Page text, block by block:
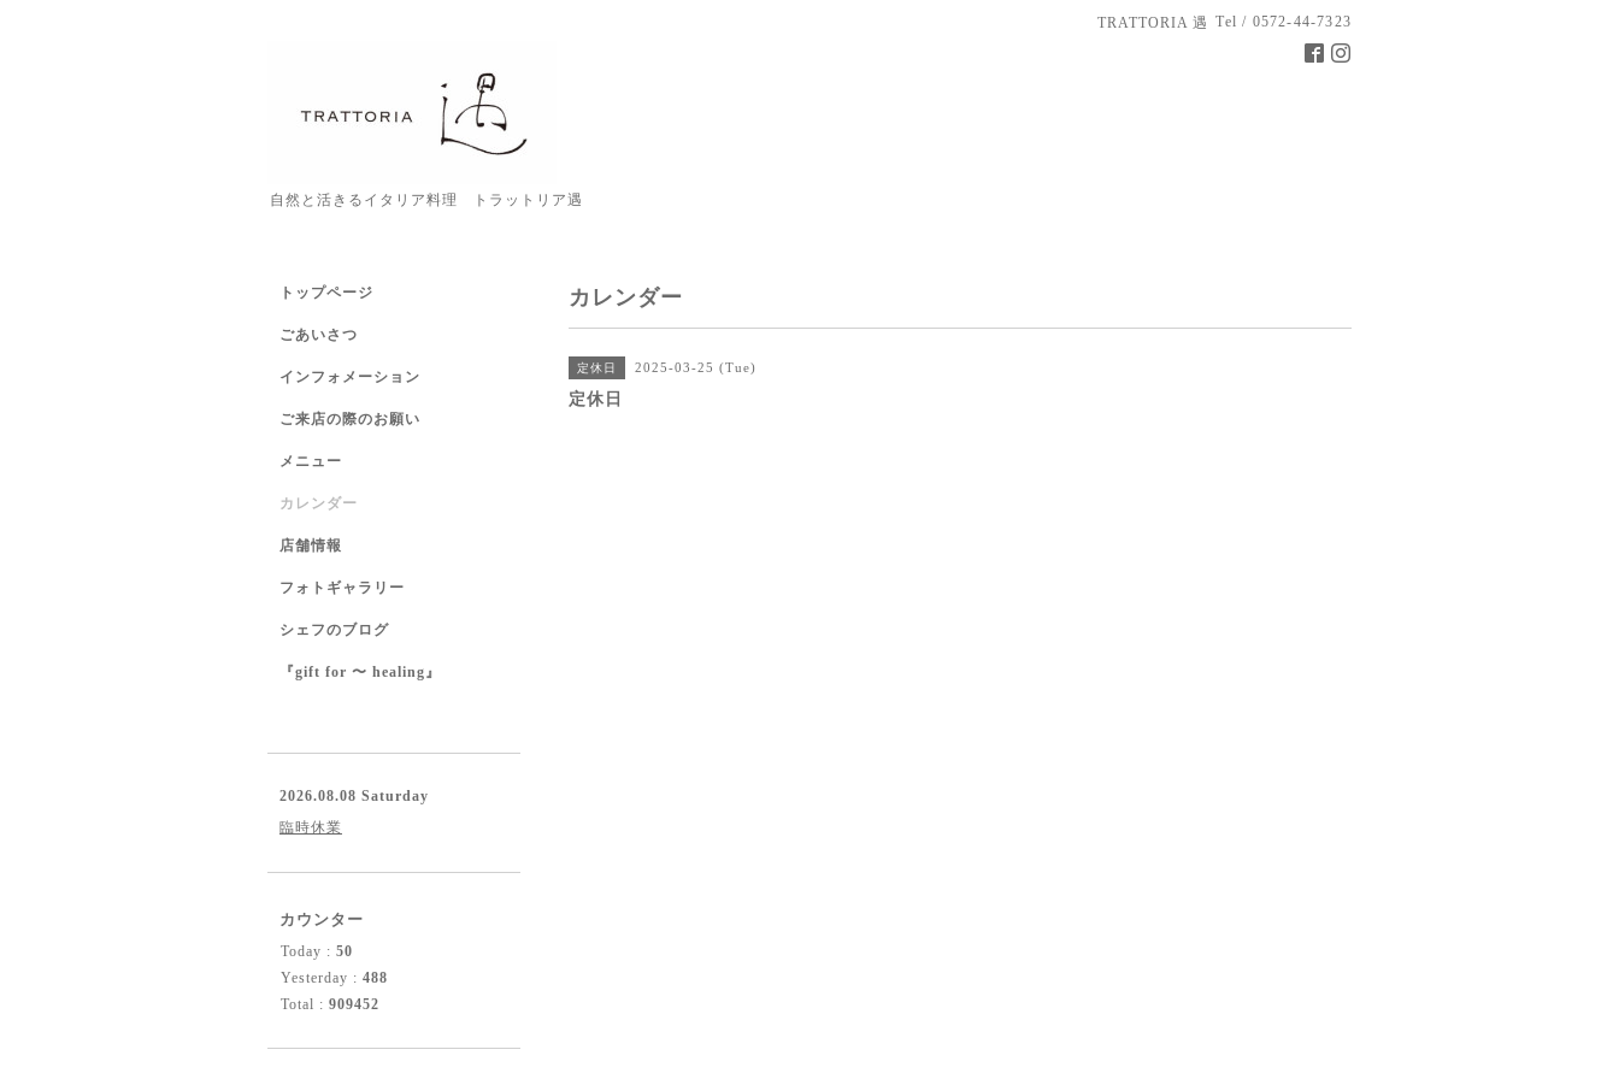
TRATTORIA 遇 Tel / 0572-44-7323
自然と活きるイタリア料理 トラットリア遇
カレンダー
定休日 2025-03-25 (Tue)
定休日
トップページ
ごあいさつ
インフォメーション
ご来店の際のお願い
メニュー
カレンダー
店舗情報
フォトギャラリー
シェフのブログ
『gift for 〜 healing』
2026.08.08 Saturday
臨時休業
カウンター
Today : 50
Yesterday : 488
Total : 909452